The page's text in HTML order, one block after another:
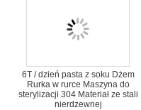
6T / dzień pasta z soku Dżem
Rurka w rurce Maszyna do
sterylizacji 304 Materiał ze stali
nierdzewnej